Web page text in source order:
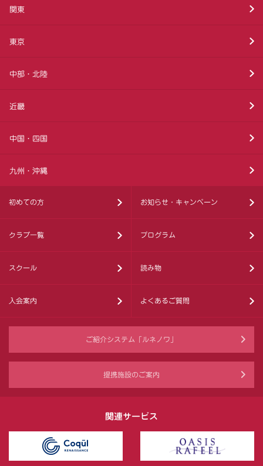
関東
東京
中部・北陸
近畿
中国・四国
九州・沖縄
初めての方 お知らせ・キャンペーン
クラブ一覧 プログラム
スクール 読み物
入会案内 よくあるご質問
ご紹介システム「ルネノワ」
提携施設のご案内
関連サービス